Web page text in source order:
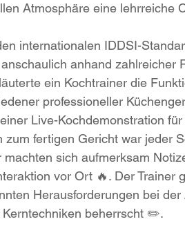
Atmosphäre eine lehrreiche
internationalen IDDSI-
anhand zahlreicher
ein Kochtrainer die
professioneller
Live-Kochdemonstration
zum fertigen Gericht war jeder
machten sich aufmerksam
vor Ort 🔥. Der Trainer
Herausforderungen bei
beherrscht ✏️.